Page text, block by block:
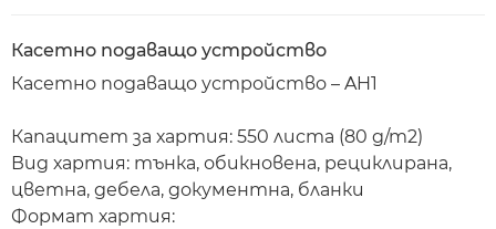
Касетно подаващо устройство
Касетно подаващо устройство – AH1
Капацитет за хартия: 550 листа (80 g/m2)
Вид хартия: тънка, обикновена, рециклирана,
цветна, дебела, документна, бланки
Формат хартия: